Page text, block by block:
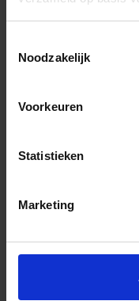
Noodzakelijk
Voorkeuren
Statistieken
Marketing
+31 (0) 478 -
Floer Natuur Indrukken